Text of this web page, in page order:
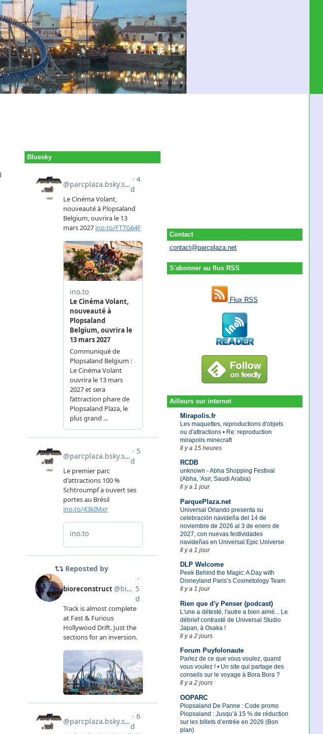
Contact
contact@parcplaza.net
S'abonner au flux RSS
Flux RSS
Ailleurs sur internet
Mirapolis.fr
Les maquettes, reproductions d'objets
ou d'attractions • Re: reproduction
mirapolis minecraft
Il y a 15 heures
RCDB
unknown - Abha Shopping Festival
(Abha, 'Asir, Saudi Arabia)
Il y a 1 jour
ParquePlaza.net
Universal Orlando presenta su
celebración navideña del 14 de
noviembre de 2026 al 3 de enero de
2027, con nuevas festividades
navideñas en Universal Epic Universe
Il y a 1 jour
DLP Welcome
Peek Behind the Magic: A Day with
Disneyland Paris’s Cosmetology Team
Il y a 1 jour
Rien que d'y Penser (podcast)
L'une a détesté, l'autre a bien aimé... Le
débrief contrasté de Universal Studio
Japan, à Osaka !
Il y a 2 jours
Forum Puyfolonaute
Parlez de ce que vous voulez, quand
vous voulez ! • Un site qui partage des
conseils sur le voyage à Bora Bora ?
Il y a 2 jours
OOPARC
Plopsaland De Panne : Code promo
Plopsaland : Jusqu’à 15 % de réduction
sur les billets d’entrée en 2026 (Bon
plan)
Bluesky